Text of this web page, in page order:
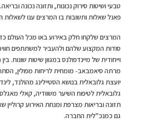
טבעי ושיטות סירוק נכונות, ותזונה נכונה
פאנל שאלות ותשובות בו המרצים ענו
המרצים שלקחו חלק באירוע באו מכל העולם
סודות המקצוע שלהם ולהעביר למשתתפים
וייחודית של מיינדפולנס במגוון שיטות שונות.
מרתה סיאמבאב- מומחית לריחות מפולין, הסתר
יועצת גלובאלית בנושא הסטיילינג מהולנד,
גלובאלית לטיפוח השיער משוודיה, קאלי
תזונה ובריאות מצרפת ומנחת האירוע
גם כמנכ”לית החברה.